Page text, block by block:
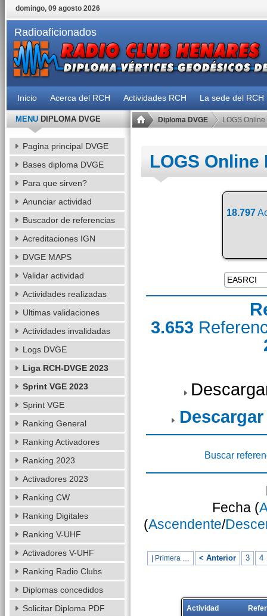
domingo, 09 agosto 2026
Radioaficionados
Inicio Acerca del RCH Actividades RCH La sede del RCH
Diploma DVGE LOGS Online
LOGS Online
18.797
3.653
Buscar
Fecha (
(Ascendente/
| Primera … < Anterior 3 4
Actividad
MENUDIPLOMA DVGE
Pagina principal DVGE
Bases diploma DVGE
Para que sirven?
Anunciar actividad
Buscador de referencias
Acreditaciones IGN
DVGE MAPS
Validar actividad
Actividades realizadas
Ultimas validaciones
Actividades invalidadas
Logs DVGE
Liga RCH-DVGE 2023
Sprint VGE 2023
Sprint VGE
Ranking General
Ranking Activadores
Ranking 2023
Activadores 2023
Ranking CW
Ranking Digitales
Ranking V-UHF
Activadores V-UHF
Ranking Radio Clubs
Diplomas concedidos
Solicitar Diploma PDF